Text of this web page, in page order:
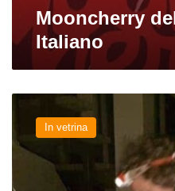
Mooncherry
Italiano
dimenticati:
Birrificio
sforna
In vetrina